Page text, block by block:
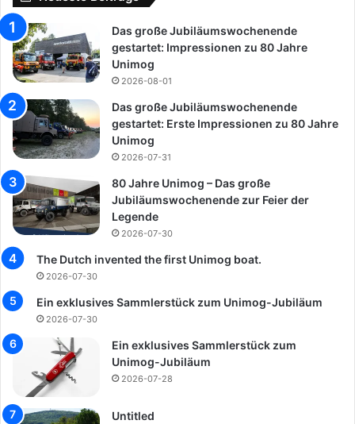
Das große Jubiläumswochenende
gestartet: Impressionen zu 80 Jahre
Unimog
2026-08-01
Das große Jubiläumswochenende
gestartet: Erste Impressionen zu 80 Jahre
Unimog
2026-07-31
80 Jahre Unimog – Das große
Jubiläumswochenende zur Feier der
Legende
2026-07-30
The Dutch invented the first Unimog boat.
2026-07-30
Ein exklusives Sammlerstück zum Unimog-Jubiläum
2026-07-30
Ein exklusives Sammlerstück zum
Unimog-Jubiläum
2026-07-28
Untitled